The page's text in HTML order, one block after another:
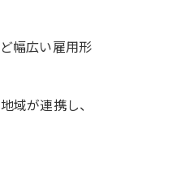
幅広い雇用形
域が連携し、